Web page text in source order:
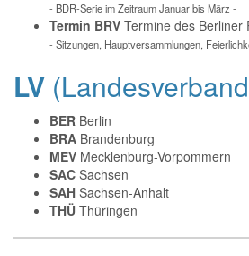
- BDR-Serie im Zeitraum Januar bis März -
Termin BRV Termine des Berliner
- Sitzungen, Hauptversammlungen,
LV
BER Berlin
BRA Brandenburg
MEV Mecklenburg-Vorpommern
SAC Sachsen
SAH Sachsen-Anhalt
THÜ Thüringen